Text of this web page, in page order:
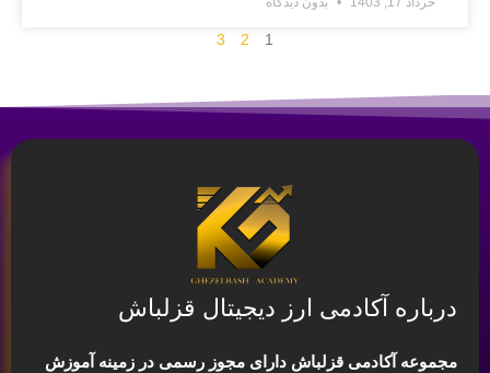
1
2
3
درباره آکادمی ارز دیجیتال قزلباش
مجموعه آکادمی قزلباش دارای مجوز رسمی در زمینه آموزش